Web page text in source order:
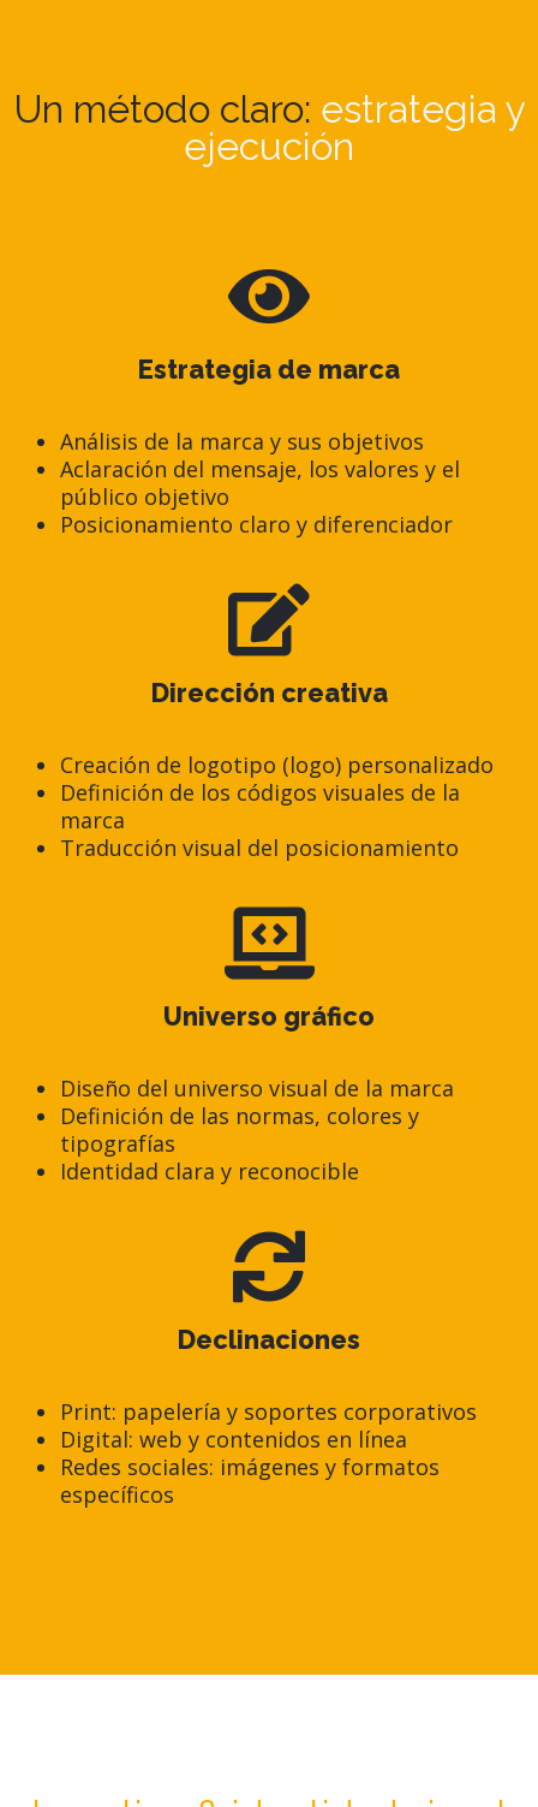
Un método claro: estrategia y
ejecución
Estrategia de marca
Análisis de la marca y sus objetivos
Aclaración del mensaje, los valores y el
público objetivo
Posicionamiento claro y diferenciador
Dirección creativa
Creación de logotipo (logo) personalizado
Definición de los códigos visuales de la
marca
Traducción visual del posicionamiento
Universo gráfico
Diseño del universo visual de la marca
Definición de las normas, colores y
tipografías
Identidad clara y reconocible
Declinaciones
Print: papelería y soportes corporativos
Digital: web y contenidos en línea
Redes sociales: imágenes y formatos
específicos